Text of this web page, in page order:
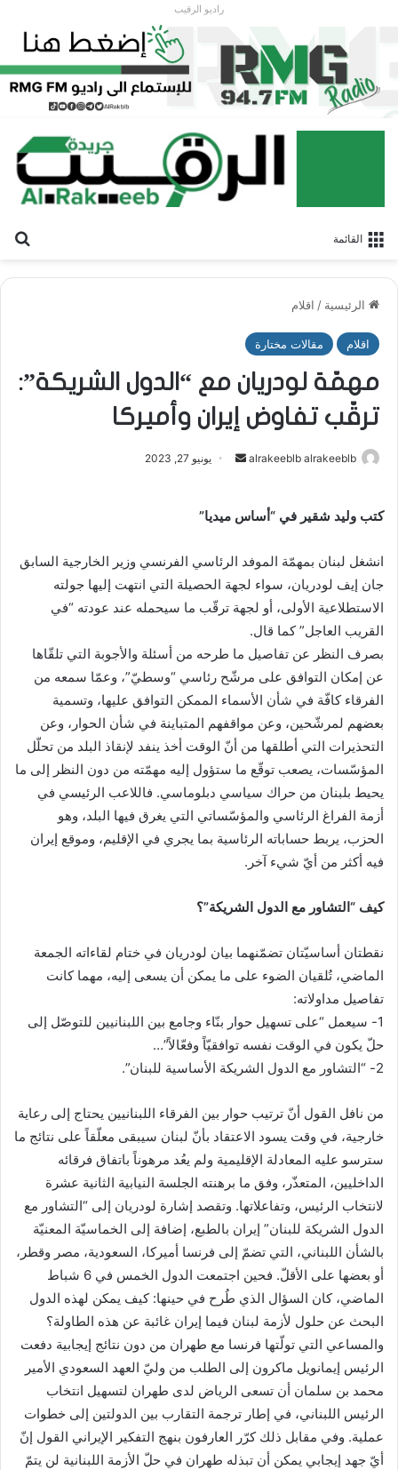
راديو الرقيب
القائمة
الرئيسية / اقلام
اقلام مقالات مختارة
مهمّة لودريان مع “الدول الشريكة”:
ترقّب تفاوض إيران وأميركا
alrakeeblb alrakeeblb
ل
ر
ي
د
إ
ل
ك
ر
و
ي
ا
يونيو 27, 2023
كتب وليد شقير في “أساس ميديا”
انشغل لبنان بمهمّة الموفد الرئاسي الفرنسي وزير الخارجية السابق
جان إيف لودريان، سواء لجهة الحصيلة التي انتهت إليها جولته
الاستطلاعية الأولى، أو لجهة ترقّب ما سيحمله عند عودته “في
القريب العاجل” كما قال.
بصرف النظر عن تفاصيل ما طرحه من أسئلة والأجوبة التي تلقّاها
عن إمكان التوافق على مرشّح رئاسي “وسطيّ”، وعمّا سمعه من
الفرقاء كافّة في شأن الأسماء الممكن التوافق عليها، وتسمية
بعضهم لمرشّحين، وعن مواقفهم المتباينة في شأن الحوار، وعن
التحذيرات التي أطلقها من أنّ الوقت أخذ ينفد لإنقاذ البلد من تحلّل
المؤسّسات، يصعب توقّع ما ستؤول إليه مهمّته من دون النظر إلى ما
يحيط بلبنان من حراك سياسي دبلوماسي. فاللاعب الرئيسي في
أزمة الفراغ الرئاسي والمؤسّساتي التي يغرق فيها البلد، وهو
الحزب، يربط حساباته الرئاسية بما يجري في الإقليم، وموقع إيران
فيه أكثر من أيّ شيء آخر.
كيف “التشاور مع الدول الشريكة”؟
نقطتان أساسيّتان تضمّنهما بيان لودريان في ختام لقاءاته الجمعة
الماضي، تُلقيان الضوء على ما يمكن أن يسعى إليه، مهما كانت
تفاصيل مداولاته:
1- سيعمل “على تسهيل حوار بنّاء وجامع بين اللبنانيين للتوصّل إلى
حلّ يكون في الوقت نفسه توافقيّاً وفعّالاً”…
2- “التشاور مع الدول الشريكة الأساسية للبنان”.
من نافل القول أنّ ترتيب حوار بين الفرقاء اللبنانيين يحتاج إلى رعاية
خارجية، في وقت يسود الاعتقاد بأنّ لبنان سيبقى معلّقاً على نتائج ما
سترسو عليه المعادلة الإقليمية ولم يعُد مرهوناً باتفاق فرقائه
الداخليين، المتعذّر، وفق ما برهنته الجلسة النيابية الثانية عشرة
لانتخاب الرئيس، وتفاعلاتها. وتقصد إشارة لودريان إلى “التشاور مع
الدول الشريكة للبنان” إيران بالطبع، إضافة إلى الخماسيّة المعنيّة
بالشأن اللبناني، التي تضمّ إلى فرنسا أميركا، السعودية، مصر وقطر،
أو بعضها على الأقلّ. فحين اجتمعت الدول الخمس في 6 شباط
الماضي، كان السؤال الذي طُرح في حينها: كيف يمكن لهذه الدول
البحث عن حلول لأزمة لبنان فيما إيران غائبة عن هذه الطاولة؟
والمساعي التي تولّتها فرنسا مع طهران من دون نتائج إيجابية دفعت
الرئيس إيمانويل ماكرون إلى الطلب من وليّ العهد السعودي الأمير
محمد بن سلمان أن تسعى الرياض لدى طهران لتسهيل انتخاب
الرئيس اللبناني، في إطار ترجمة التقارب بين الدولتين إلى خطوات
عملية. وفي مقابل ذلك كرّر العارفون بنهج التفكير الإيراني القول إنّ
أيّ جهد إيجابي يمكن أن تبذله طهران في حلّ الأزمة اللبنانية لن يتمّ